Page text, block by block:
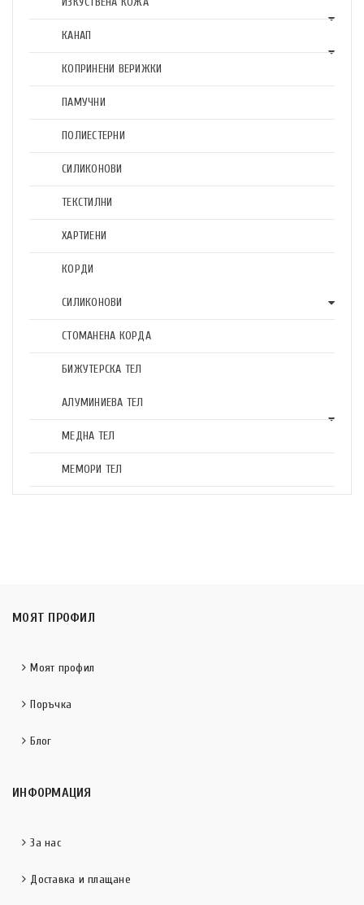
КАНАП
КОПРИНЕНИ ВЕРИЖКИ
ПАМУЧНИ
ПОЛИЕСТЕРНИ
СИЛИКОНОВИ
ТЕКСТИЛНИ
ХАРТИЕНИ
КОРДИ
СИЛИКОНОВИ
СТОМАНЕНА КОРДА
БИЖУТЕРСКА ТЕЛ
АЛУМИНИЕВА ТЕЛ
МЕДНА ТЕЛ
МЕМОРИ ТЕЛ
МОЯТ ПРОФИЛ
Моят профил
Поръчка
Блог
ИНФОРМАЦИЯ
За нас
Доставка и плащане